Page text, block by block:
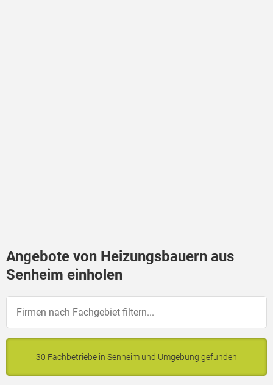
Angebote von Heizungsbauern aus
Senheim einholen
30 Fachbetriebe in Senheim und Umgebung gefunden